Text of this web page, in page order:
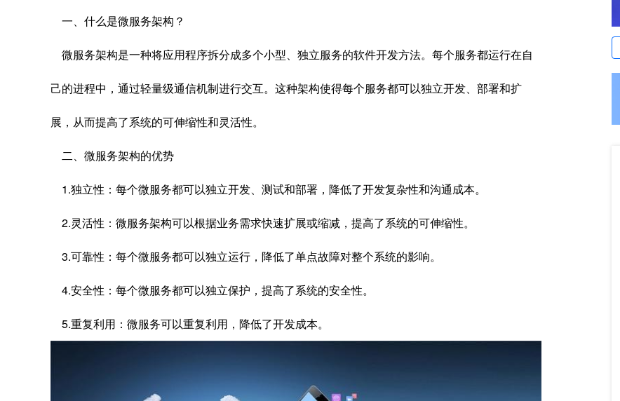
一、什么是微服务架构？
微服务架构是一种将应用程序拆分成多个小型、独立服务的软件开发方法。每个服务都运行在自
己的进程中，通过轻量级通信机制进行交互。这种架构使得每个服务都可以独立开发、部署和扩
展，从而提高了系统的可伸缩性和灵活性。
二、微服务架构的优势
1.独立性：每个微服务都可以独立开发、测试和部署，降低了开发复杂性和沟通成本。
2.灵活性：微服务架构可以根据业务需求快速扩展或缩减，提高了系统的可伸缩性。
3.可靠性：每个微服务都可以独立运行，降低了单点故障对整个系统的影响。
4.安全性：每个微服务都可以独立保护，提高了系统的安全性。
5.重复利用：微服务可以重复利用，降低了开发成本。